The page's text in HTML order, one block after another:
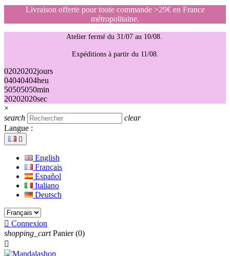
Livraison offerte pour toute commande >29€ en France
métropolitaine.
Atelier fermé du 31/07 au 10/08.
Expéditions à partir du 11/08.
02020202jours
04040404heu
50505050min
20202020sec
×
search
clear
Langue :

English
Français
Español
Italiano
Deutsch
 Connexion
shopping_cart Panier (0)
